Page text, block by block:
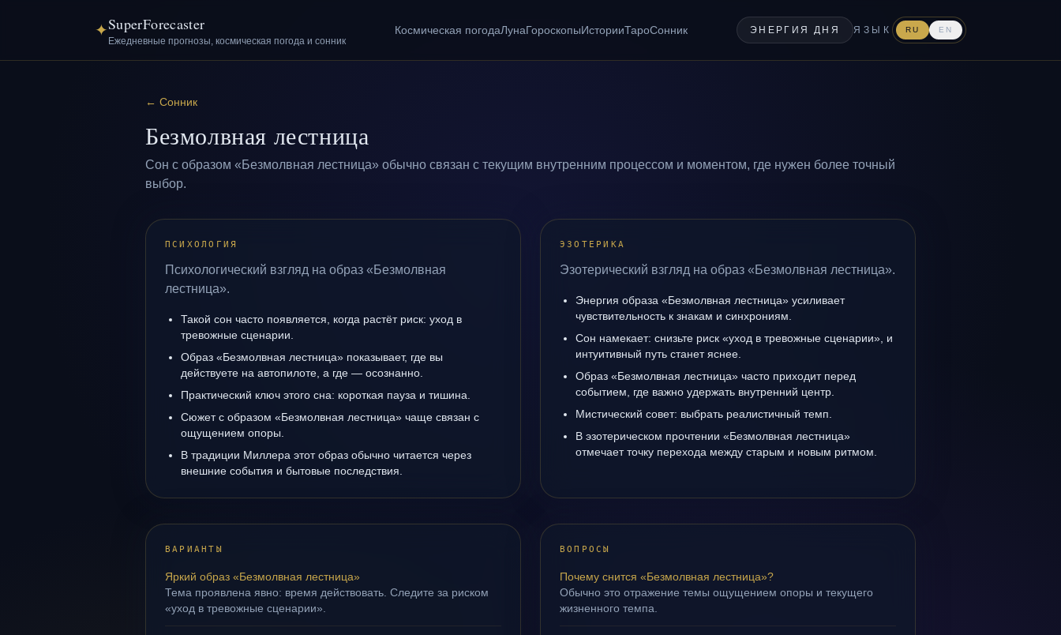
✦SuperForecaster
Ежедневные прогнозы, космическая погода и сонник
Космическая погодаЛунаГороскопыИсторииТароСонник ЭНЕРГИЯ ДНЯ ЯЗЫК RU EN
← Сонник
Безмолвная лестница
Сон с образом «Безмолвная лестница» обычно связан с текущим внутренним процессом и моментом, где нужен более точный
выбор.
ПСИХОЛОГИЯ
Психологический взгляд на образ «Безмолвная
лестница».
Такой сон часто появляется, когда растёт риск: уход в
тревожные сценарии.
Образ «Безмолвная лестница» показывает, где вы
действуете на автопилоте, а где — осознанно.
Практический ключ этого сна: короткая пауза и тишина.
Сюжет с образом «Безмолвная лестница» чаще связан с
ощущением опоры.
В традиции Миллера этот образ обычно читается через
внешние события и бытовые последствия.
ЭЗОТЕРИКА
Эзотерический взгляд на образ «Безмолвная лестница».
Энергия образа «Безмолвная лестница» усиливает
чувствительность к знакам и синхрониям.
Сон намекает: снизьте риск «уход в тревожные сценарии», и
интуитивный путь станет яснее.
Образ «Безмолвная лестница» часто приходит перед
событием, где важно удержать внутренний центр.
Мистический совет: выбрать реалистичный темп.
В эзотерическом прочтении «Безмолвная лестница»
отмечает точку перехода между старым и новым ритмом.
ВАРИАНТЫ
Яркий образ «Безмолвная лестница»
Тема проявлена явно: время действовать. Следите за риском
«уход в тревожные сценарии».
ВОПРОСЫ
Почему снится «Безмолвная лестница»?
Обычно это отражение темы ощущением опоры и текущего
жизненного темпа.